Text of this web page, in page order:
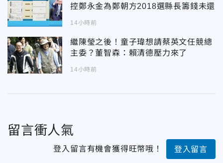
控鄭永金為鄭朝方2018選縣長籌錢未還
14小時前
繼陳瑩之後！童子瑋想請蔡英文任競總
主委？董智森：賴清德壓力來了
14小時前
留言衝人氣
登入留言有機會獲得旺幣哦！ 登入留言